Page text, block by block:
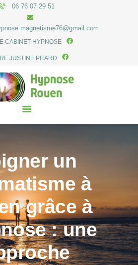
06 76 07 29 51
CABINET HYPNOSE
JUSTINE PITARD
un
à
grâce à
: une